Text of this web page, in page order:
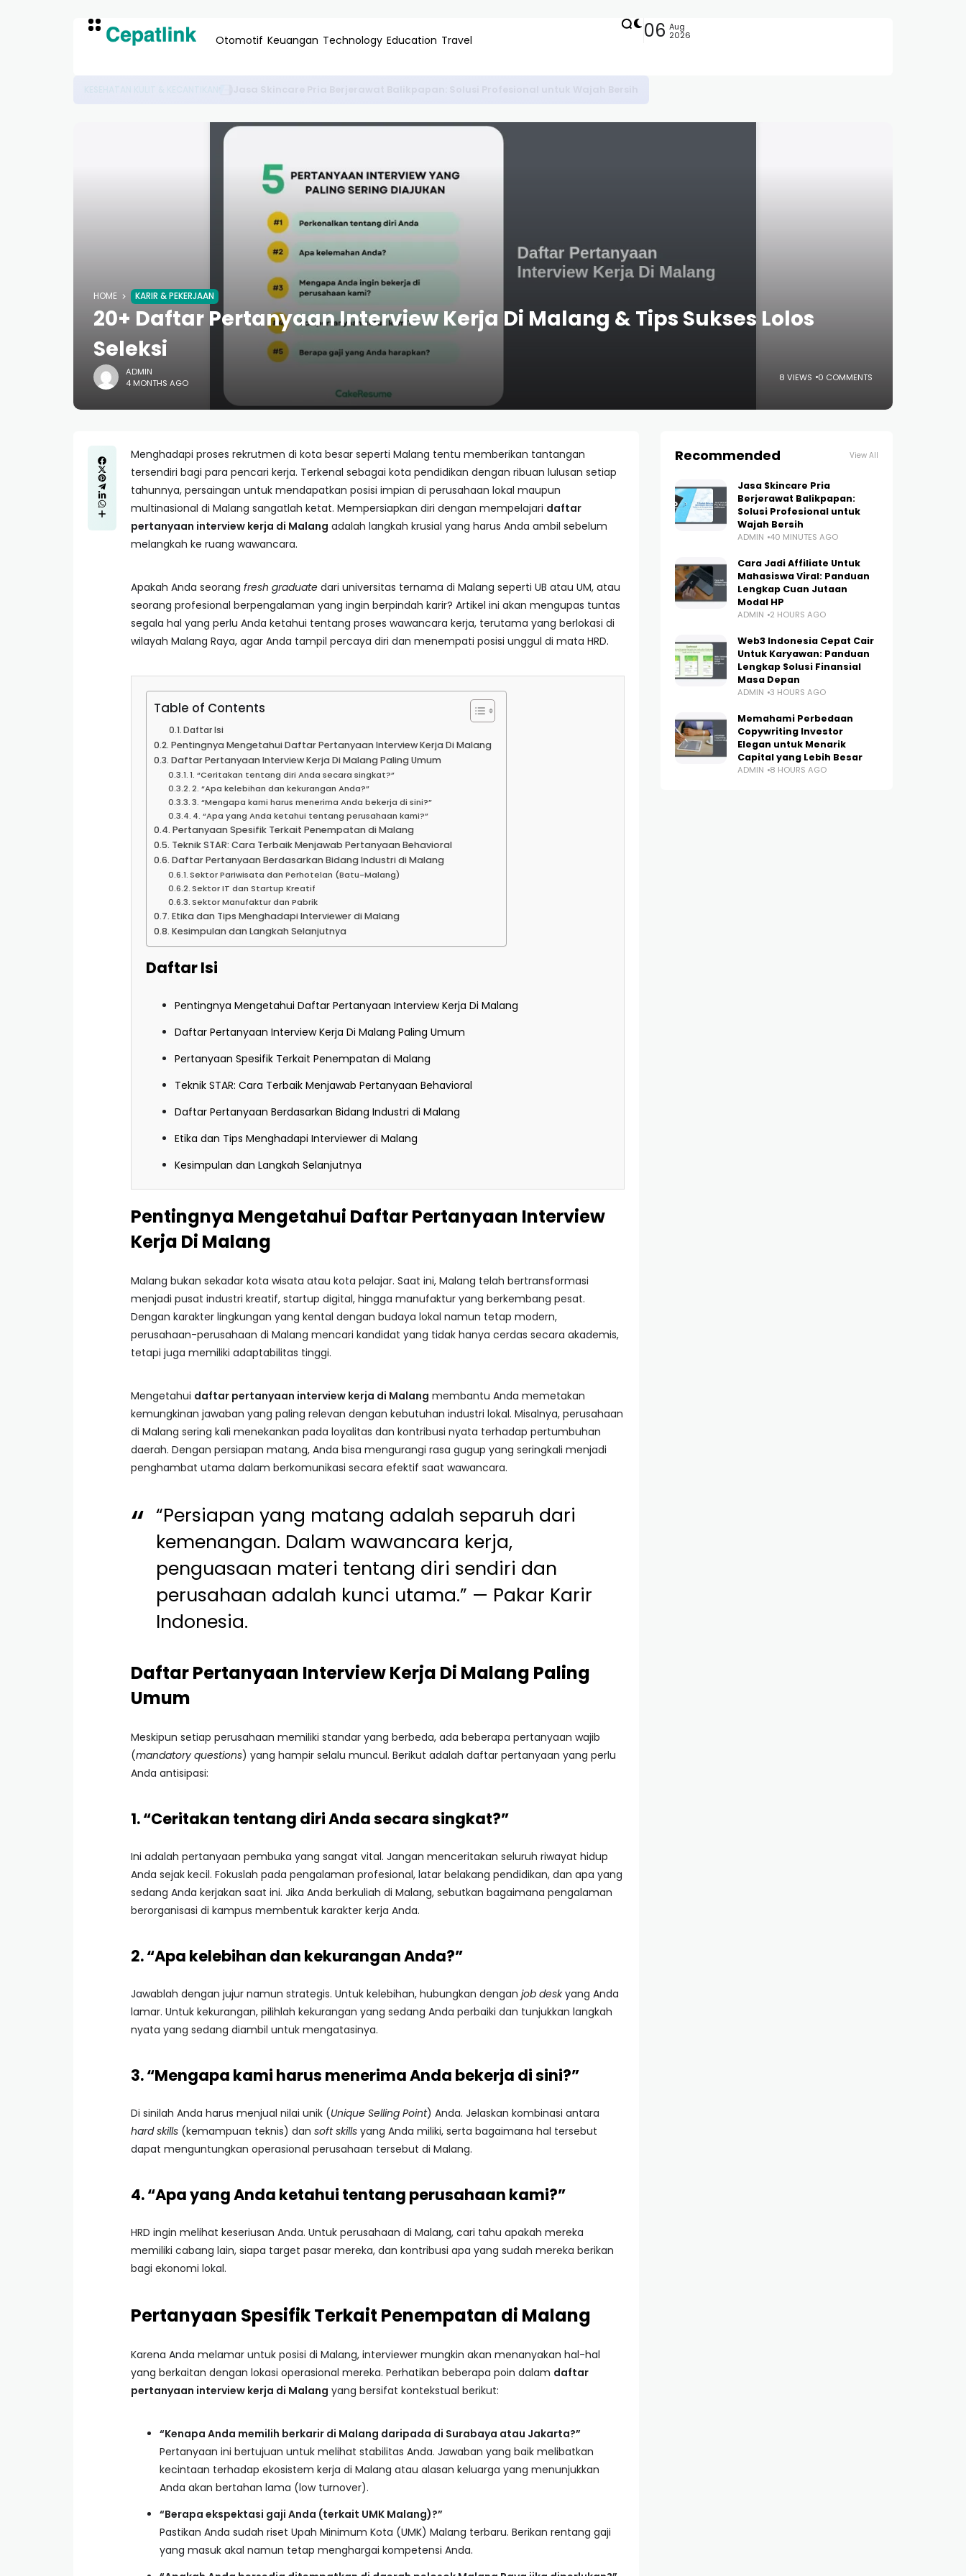
Otomotif Keuangan Technology Education Travel 06 Aug
2026
HOME KARIR & PEKERJAAN
20+ Daftar Pertanyaan Interview Kerja Di Malang & Tips Sukses Lolos
Seleksi
ADMIN
4 MONTHS AGO
8 VIEWS 0 COMMENTS
Menghadapi proses rekrutmen di kota besar seperti Malang tentu memberikan tantangan
tersendiri bagi para pencari kerja. Terkenal sebagai kota pendidikan dengan ribuan lulusan setiap
tahunnya, persaingan untuk mendapatkan posisi impian di perusahaan lokal maupun
multinasional di Malang sangatlah ketat. Mempersiapkan diri dengan mempelajari daftar
pertanyaan interview kerja di Malang adalah langkah krusial yang harus Anda ambil sebelum
melangkah ke ruang wawancara.
Apakah Anda seorang fresh graduate dari universitas ternama di Malang seperti UB atau UM, atau
seorang profesional berpengalaman yang ingin berpindah karir? Artikel ini akan mengupas tuntas
segala hal yang perlu Anda ketahui tentang proses wawancara kerja, terutama yang berlokasi di
wilayah Malang Raya, agar Anda tampil percaya diri dan menempati posisi unggul di mata HRD.
Table of Contents
Daftar Isi
Pentingnya Mengetahui Daftar Pertanyaan Interview Kerja Di Malang
Daftar Pertanyaan Interview Kerja Di Malang Paling Umum
1. “Ceritakan tentang diri Anda secara singkat?”
2. “Apa kelebihan dan kekurangan Anda?”
3. “Mengapa kami harus menerima Anda bekerja di sini?”
4. “Apa yang Anda ketahui tentang perusahaan kami?”
Pertanyaan Spesifik Terkait Penempatan di Malang
Teknik STAR: Cara Terbaik Menjawab Pertanyaan Behavioral
Daftar Pertanyaan Berdasarkan Bidang Industri di Malang
Sektor Pariwisata dan Perhotelan (Batu-Malang)
Sektor IT dan Startup Kreatif
Sektor Manufaktur dan Pabrik
Etika dan Tips Menghadapi Interviewer di Malang
Kesimpulan dan Langkah Selanjutnya
Daftar Isi
Pentingnya Mengetahui Daftar Pertanyaan Interview Kerja Di Malang
Daftar Pertanyaan Interview Kerja Di Malang Paling Umum
Pertanyaan Spesifik Terkait Penempatan di Malang
Teknik STAR: Cara Terbaik Menjawab Pertanyaan Behavioral
Daftar Pertanyaan Berdasarkan Bidang Industri di Malang
Etika dan Tips Menghadapi Interviewer di Malang
Kesimpulan dan Langkah Selanjutnya
Pentingnya Mengetahui Daftar Pertanyaan Interview
Kerja Di Malang
Malang bukan sekadar kota wisata atau kota pelajar. Saat ini, Malang telah bertransformasi
menjadi pusat industri kreatif, startup digital, hingga manufaktur yang berkembang pesat.
Dengan karakter lingkungan yang kental dengan budaya lokal namun tetap modern,
perusahaan-perusahaan di Malang mencari kandidat yang tidak hanya cerdas secara akademis,
tetapi juga memiliki adaptabilitas tinggi.
Mengetahui daftar pertanyaan interview kerja di Malang membantu Anda memetakan
kemungkinan jawaban yang paling relevan dengan kebutuhan industri lokal. Misalnya, perusahaan
di Malang sering kali menekankan pada loyalitas dan kontribusi nyata terhadap pertumbuhan
daerah. Dengan persiapan matang, Anda bisa mengurangi rasa gugup yang seringkali menjadi
penghambat utama dalam berkomunikasi secara efektif saat wawancara.
“Persiapan yang matang adalah separuh dari
kemenangan. Dalam wawancara kerja,
penguasaan materi tentang diri sendiri dan
perusahaan adalah kunci utama.” — Pakar Karir
Indonesia.
Daftar Pertanyaan Interview Kerja Di Malang Paling
Umum
Meskipun setiap perusahaan memiliki standar yang berbeda, ada beberapa pertanyaan wajib
(mandatory questions) yang hampir selalu muncul. Berikut adalah daftar pertanyaan yang perlu
Anda antisipasi:
1. “Ceritakan tentang diri Anda secara singkat?”
Ini adalah pertanyaan pembuka yang sangat vital. Jangan menceritakan seluruh riwayat hidup
Anda sejak kecil. Fokuslah pada pengalaman profesional, latar belakang pendidikan, dan apa yang
sedang Anda kerjakan saat ini. Jika Anda berkuliah di Malang, sebutkan bagaimana pengalaman
berorganisasi di kampus membentuk karakter kerja Anda.
2. “Apa kelebihan dan kekurangan Anda?”
Jawablah dengan jujur namun strategis. Untuk kelebihan, hubungkan dengan job deskyang Anda
lamar. Untuk kekurangan, pilihlah kekurangan yang sedang Anda perbaiki dan tunjukkan langkah
nyata yang sedang diambil untuk mengatasinya.
3. “Mengapa kami harus menerima Anda bekerja di sini?”
Di sinilah Anda harus menjual nilai unik (Unique Selling Point) Anda. Jelaskan kombinasi antara
hard skills (kemampuan teknis) dan soft skills yang Anda miliki, serta bagaimana hal tersebut
dapat menguntungkan operasional perusahaan tersebut di Malang.
4. “Apa yang Anda ketahui tentang perusahaan kami?”
HRD ingin melihat keseriusan Anda. Untuk perusahaan di Malang, cari tahu apakah mereka
memiliki cabang lain, siapa target pasar mereka, dan kontribusi apa yang sudah mereka berikan
bagi ekonomi lokal.
Pertanyaan Spesifik Terkait Penempatan di Malang
Karena Anda melamar untuk posisi di Malang, interviewer mungkin akan menanyakan hal-hal
yang berkaitan dengan lokasi operasional mereka. Perhatikan beberapa poin dalam daftar
pertanyaan interview kerja di Malang yang bersifat kontekstual berikut:
“Kenapa Anda memilih berkarir di Malang daripada di Surabaya atau Jakarta?”
Pertanyaan ini bertujuan untuk melihat stabilitas Anda. Jawaban yang baik melibatkan
kecintaan terhadap ekosistem kerja di Malang atau alasan keluarga yang menunjukkan
Anda akan bertahan lama (low turnover).
“Berapa ekspektasi gaji Anda (terkait UMK Malang)?”
Pastikan Anda sudah riset Upah Minimum Kota (UMK) Malang terbaru. Berikan rentang gaji
yang masuk akal namun tetap menghargai kompetensi Anda.
Recommended View All
Jasa Skincare Pria
Berjerawat Balikpapan:
Solusi Profesional untuk
Wajah Bersih
ADMIN 40 MINUTES AGO
Cara Jadi Affiliate Untuk
Mahasiswa Viral: Panduan
Lengkap Cuan Jutaan
Modal HP
ADMIN 2 HOURS AGO
Web3 Indonesia Cepat Cair
Untuk Karyawan: Panduan
Lengkap Solusi Finansial
Masa Depan
ADMIN 3 HOURS AGO
Memahami Perbedaan
Copywriting Investor
Elegan untuk Menarik
Capital yang Lebih Besar
ADMIN 8 HOURS AGO